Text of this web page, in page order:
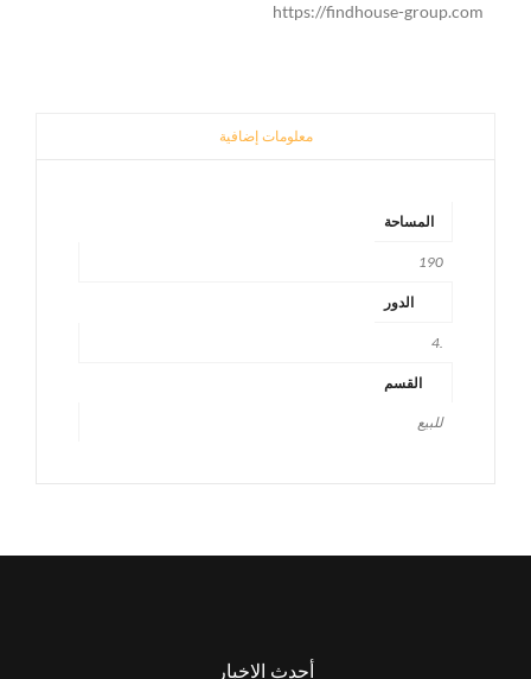
https://findhouse-group.com
معلومات إضافية
المساحة
190
الدور
القسم
للبيع
أحدث الاخبار